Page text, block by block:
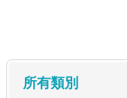
所有類別